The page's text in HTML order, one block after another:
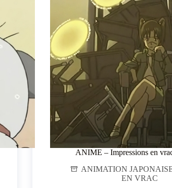
ANIME – Impressions en
ANIMATION
EN VRAC